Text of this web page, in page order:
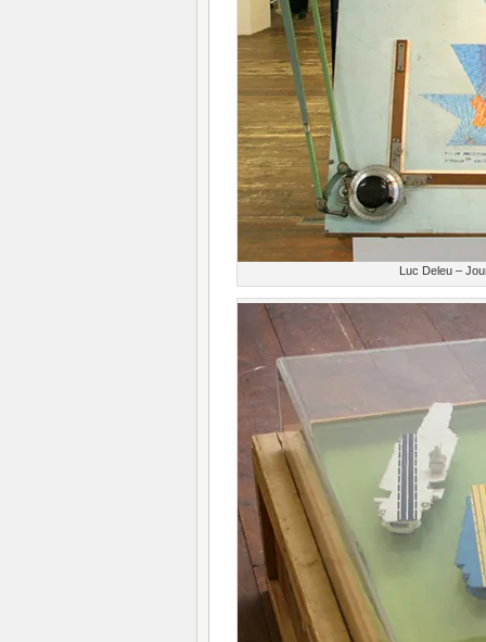
Luc Deleu –